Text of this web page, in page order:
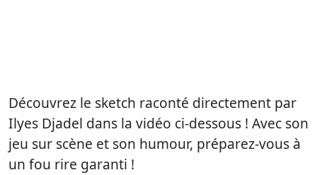
Découvrez le sketch raconté directement par
Ilyes Djadel dans la vidéo ci-dessous ! Avec son
jeu sur scène et son humour, préparez-vous à
un fou rire garanti !